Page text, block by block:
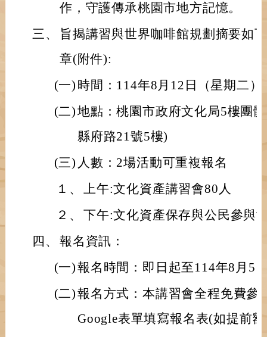
作，守護傳承桃園市地方記憶。
三、
旨揭講習與世界咖啡館規劃摘要如
章(附件):
(一) 時間：114年8月12日（星期二
(二)地點：桃園市政府文化局5樓團
縣府路21號5樓)
(三) 人數：2場活動可重複報名
１、 上午:文化資產講習會80人
２、 下午:文化資產保存與公民參與
四、 報名資訊：
(一)報名時間：即日起至114年8月5
(二)報名方式：本講習會全程免費參
Google表單填寫報名表(如提前